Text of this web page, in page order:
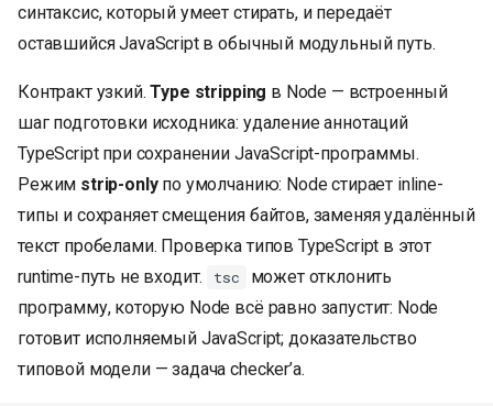
синтаксис, который умеет стирать, и передаёт
оставшийся JavaScript в обычный модульный путь.
Контракт узкий.Type stripping в Node — встроенный
шаг подготовки исходника: удаление аннотаций
TypeScript при сохранении JavaScript-программы.
Режим strip-onlyпо умолчанию: Node стирает inline-
типы и сохраняет смещения байтов, заменяя удалённый
текст пробелами. Проверка типов TypeScript в этот
runtime-путь не входит.
tsc
может отклонить
программу, которую Node всё равно запустит: Node
готовит исполняемый JavaScript; доказательство
типовой модели — задача checker’а.